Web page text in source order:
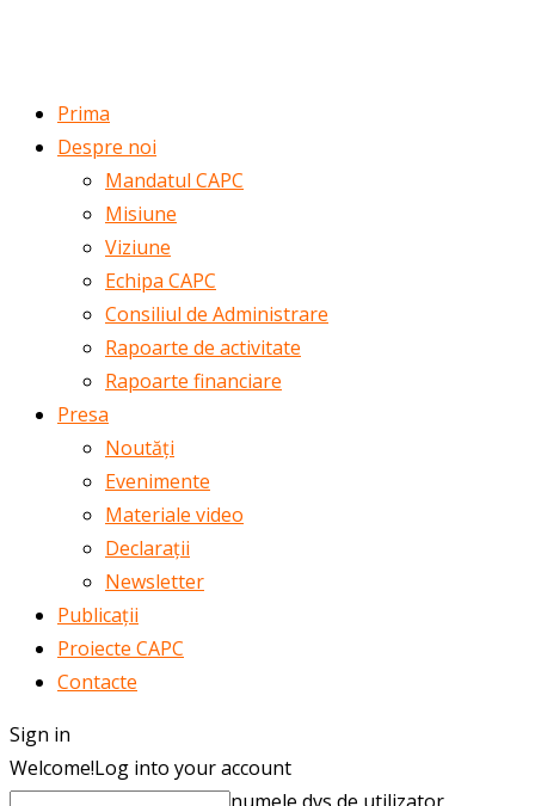
Prima
Despre noi
Mandatul CAPC
Misiune
Viziune
Echipa CAPC
Consiliul de Administrare
Rapoarte de activitate
Rapoarte financiare
Presa
Noutăți
Evenimente
Materiale video
Declarații
Newsletter
Publicații
Proiecte CAPC
Contacte
Sign in
Welcome!Log into your account